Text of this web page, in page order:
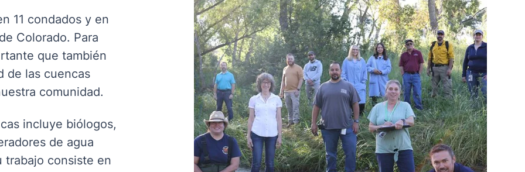
11 condados y en
Colorado. Para
que también
de las cuencas
comunidad.
incluye biólogos,
de agua
trabajo consiste en